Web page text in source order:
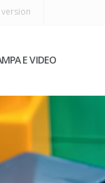
version
E VIDEO